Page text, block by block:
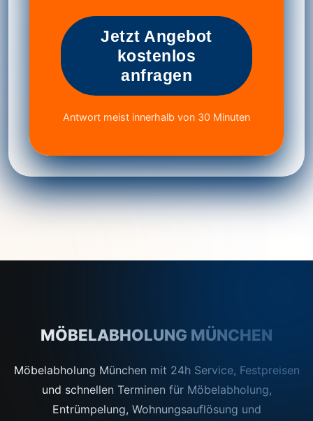
Jetzt Angebot
kostenlos
anfragen
Antwort meist innerhalb von 30 Minuten
MÖBELABHOLUNG MÜNCHEN
Möbelabholung München mit 24h Service, Festpreisen
und schnellen Terminen für Möbelabholung,
Entrümpelung, Wohnungsauflösung und